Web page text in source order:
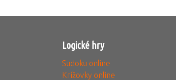
Logické hry
Sudoku online
Krížovky online